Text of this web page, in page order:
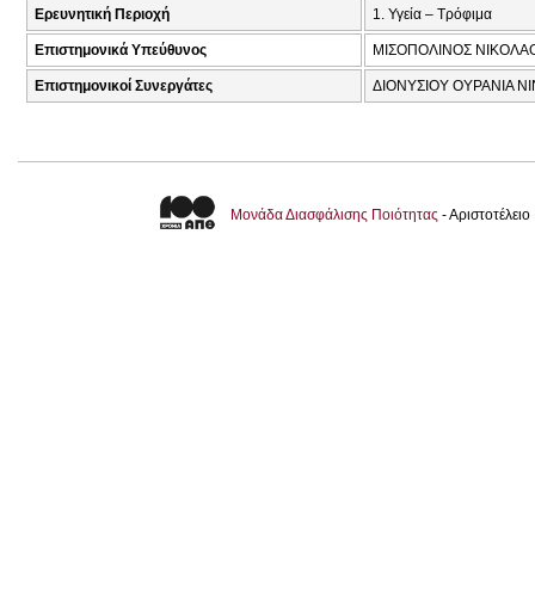
Ερευνητική Περιοχή 1. Υγεία – Τρόφιμα
Επιστημονικά Υπεύθυνος ΜΙΣΟΠΟΛΙΝΟΣ
Επιστημονικοί Συνεργάτες ΔΙΟΝΥΣΙΟΥ ΟΥΡΑΝΙΑ
Μονάδα Διασφάλισης Ποιότητας -